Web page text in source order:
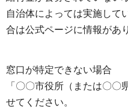
自治体によっては実施して
合は公式ページに情報があ
窓口が特定できない場合
「〇〇市役所（または〇
せてください。